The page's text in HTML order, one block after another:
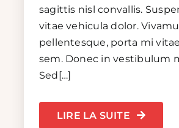
sagittis nisl convallis.
vitae vehicula dolor.
pellentesque, porta mi
sem. Donec in vestibulum
Sed[…]
LIRE LA SUITE